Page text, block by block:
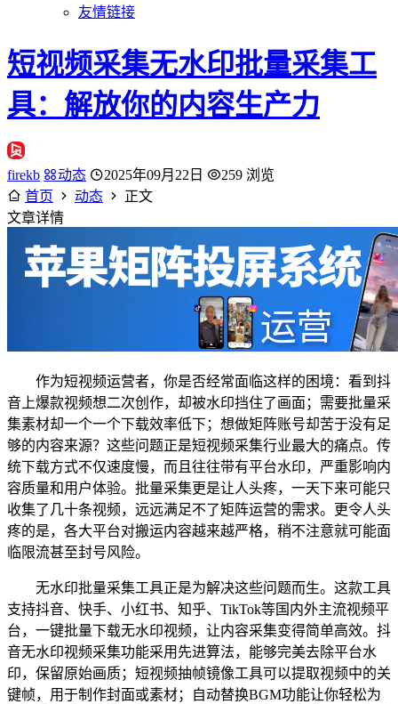
友情链接
短视频采集无水印批量采集工
具：解放你的内容生产力
firekb 动态 2025年09月22日
259 浏览
首页
动态
正文
文章详情
作为短视频运营者，你是否经常面临这样的困境：看到抖
音上爆款视频想二次创作，却被水印挡住了画面；需要批量采
集素材却一个一个下载效率低下；想做矩阵账号却苦于没有足
够的内容来源？这些问题正是短视频采集行业最大的痛点。传
统下载方式不仅速度慢，而且往往带有平台水印，严重影响内
容质量和用户体验。批量采集更是让人头疼，一天下来可能只
收集了几十条视频，远远满足不了矩阵运营的需求。更令人头
疼的是，各大平台对搬运内容越来越严格，稍不注意就可能面
临限流甚至封号风险。
无水印批量采集工具正是为解决这些问题而生。这款工具
支持抖音、快手、小红书、知乎、TikTok等国内外主流视频平
台，一键批量下载无水印视频，让内容采集变得简单高效。抖
音无水印视频采集功能采用先进算法，能够完美去除平台水
印，保留原始画质；短视频抽帧镜像工具可以提取视频中的关
键帧，用于制作封面或素材；自动替换BGM功能让你轻松为